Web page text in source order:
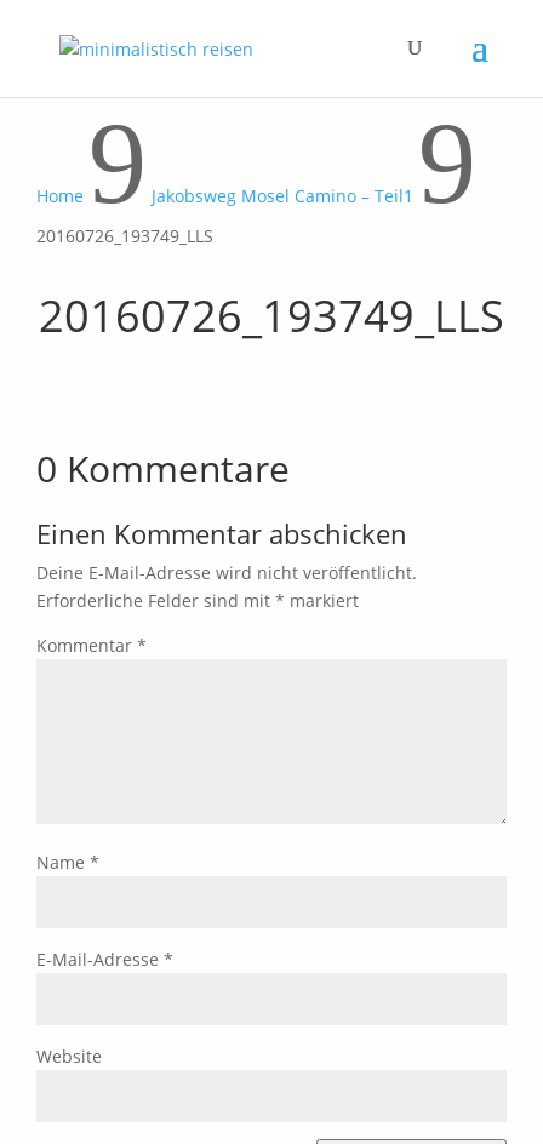
Home 9 Jakobsweg Mosel Camino – Teil1 9
20160726_193749_LLS
20160726_193749_LLS
0 Kommentare
Einen Kommentar abschicken
Deine E-Mail-Adresse wird nicht veröffentlicht.
Erforderliche Felder sind mit * markiert
Kommentar *
Name *
E-Mail-Adresse *
Website